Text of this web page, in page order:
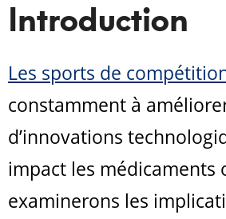
Introduction
Les sports de
constamment à
d’innovations
impact les médicaments
examinerons les